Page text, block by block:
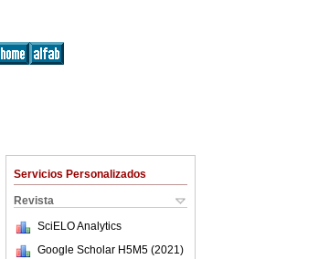
Servicios Personalizados
Revista
SciELO Analytics
Google Scholar H5M5 (2021 )